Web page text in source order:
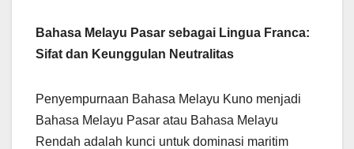
Bahasa Melayu Pasar sebagai Lingua Franca:
Sifat dan Keunggulan Neutralitas
Penyempurnaan Bahasa Melayu Kuno menjadi
Bahasa Melayu Pasar atau Bahasa Melayu
Rendah adalah kunci untuk dominasi maritim